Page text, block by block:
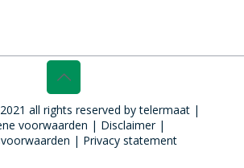
all rights reserved by telermaat |
voorwaarden | Disclaimer|
| Privacy statement